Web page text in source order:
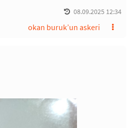
08.09.2025 12:34
okan buruk’un askeri